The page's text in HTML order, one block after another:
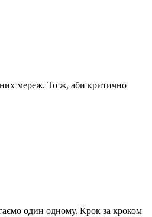
мереж. То ж, аби критично
один одному. Крок за кроком